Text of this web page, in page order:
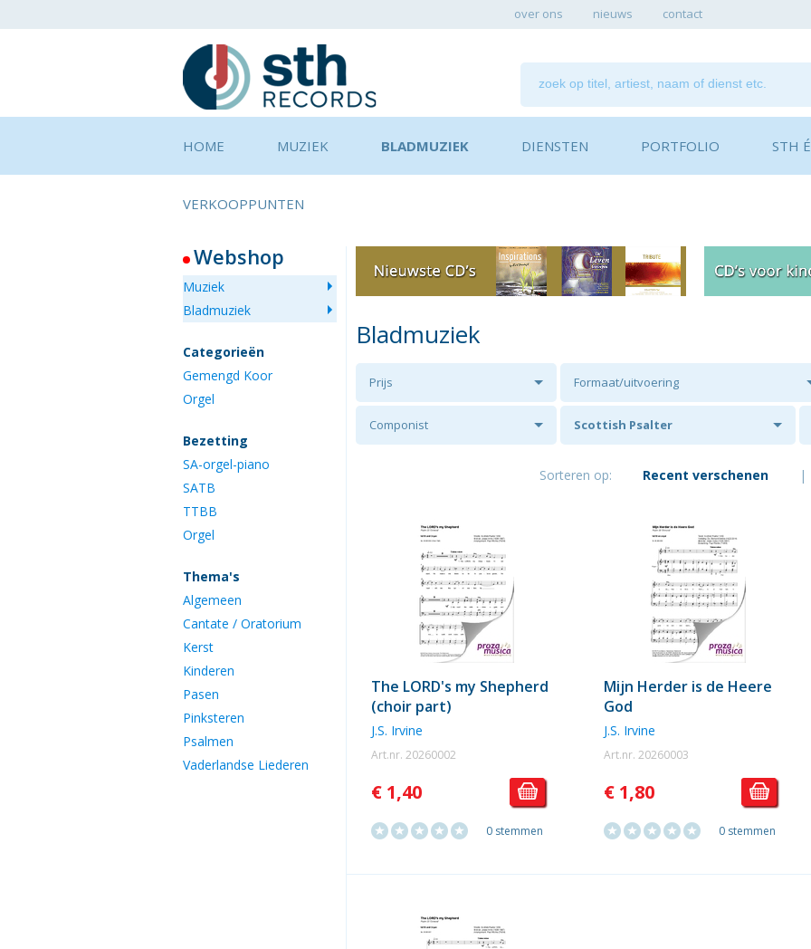
over ons nieuws contact
HOME MUZIEK BLADMUZIEK DIENSTEN PORTFOLIO STH
VERKOOPPUNTEN
Webshop
Muziek
Bladmuziek
Categorieën
Gemengd Koor
Orgel
Bezetting
SA-orgel-piano
SATB
TTBB
Orgel
Thema's
Algemeen
Cantate / Oratorium
Kerst
Kinderen
Pasen
Pinksteren
Psalmen
Vaderlandse Liederen
Bladmuziek
Prijs Formaat/uitvoering
Componist Scottish Psalter
Sorteren op: Recent verschenen |
The LORD's my Shepherd
(choir part)
J.S. Irvine
Art.nr. 20260002
€ 1,40
0 stemmen
Mijn Herder is de Heere
God
J.S. Irvine
Art.nr. 20260003
€ 1,80
0 stemmen